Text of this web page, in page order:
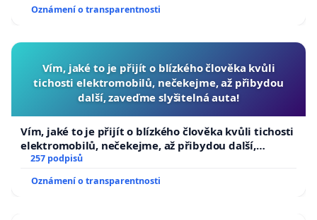
Oznámení o transparentnosti
Vím, jaké to je přijít o blízkého člověka kvůli
tichosti elektromobilů, nečekejme, až přibydou
další, zaveďme slyšitelná auta!
Vím, jaké to je přijít o blízkého člověka kvůli tichosti
elektromobilů, nečekejme, až přibydou další,
zaveďme slyšitelná auta!
257 podpisů
Oznámení o transparentnosti